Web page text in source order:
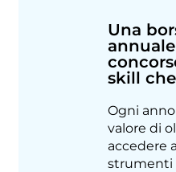
Una
skill
Ogni
valore di
accedere
strumenti